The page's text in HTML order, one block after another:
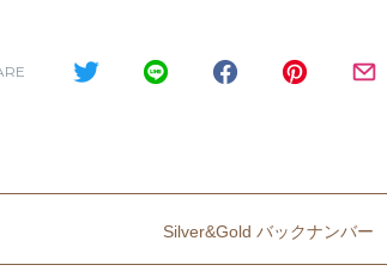
Silver&Gold バックナンバー